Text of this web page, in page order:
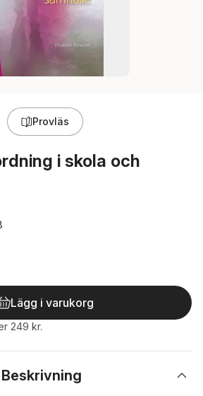
Provläs
i skola och
antal röster:
Lägg i varukorg
249 kr.
Beskrivning